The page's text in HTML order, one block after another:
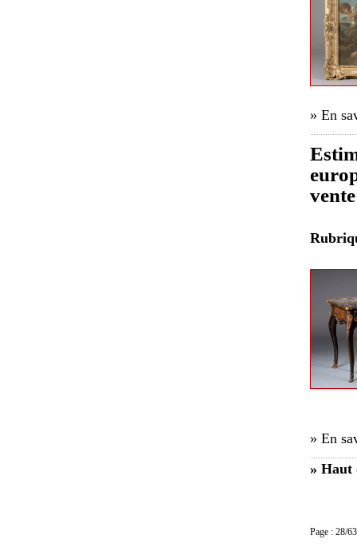
» En
» En
» Haut
Page :